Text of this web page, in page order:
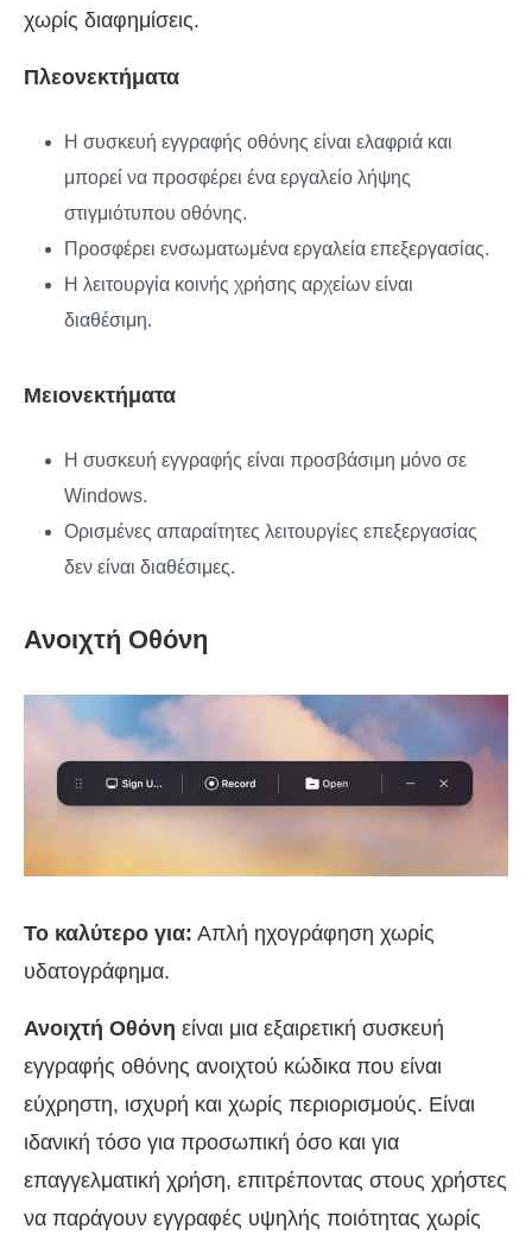
χωρίς διαφημίσεις.
Πλεονεκτήματα
Η συσκευή εγγραφής οθόνης είναι ελαφριά και
μπορεί να προσφέρει ένα εργαλείο λήψης
στιγμιότυπου οθόνης.
Προσφέρει ενσωματωμένα εργαλεία επεξεργασίας.
Η λειτουργία κοινής χρήσης αρχείων είναι
διαθέσιμη.
Μειονεκτήματα
Η συσκευή εγγραφής είναι προσβάσιμη μόνο σε
Windows.
Ορισμένες απαραίτητες λειτουργίες επεξεργασίας
δεν είναι διαθέσιμες.
Ανοιχτή Οθόνη
Το καλύτερο για: Απλή ηχογράφηση χωρίς
υδατογράφημα.
Ανοιχτή Οθόνη είναι μια εξαιρετική συσκευή
εγγραφής οθόνης ανοιχτού κώδικα που είναι
εύχρηστη, ισχυρή και χωρίς περιορισμούς. Είναι
ιδανική τόσο για προσωπική όσο και για
επαγγελματική χρήση, επιτρέποντας στους χρήστες
να παράγουν εγγραφές υψηλής ποιότητας χωρίς